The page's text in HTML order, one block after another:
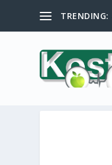
TRENDING: